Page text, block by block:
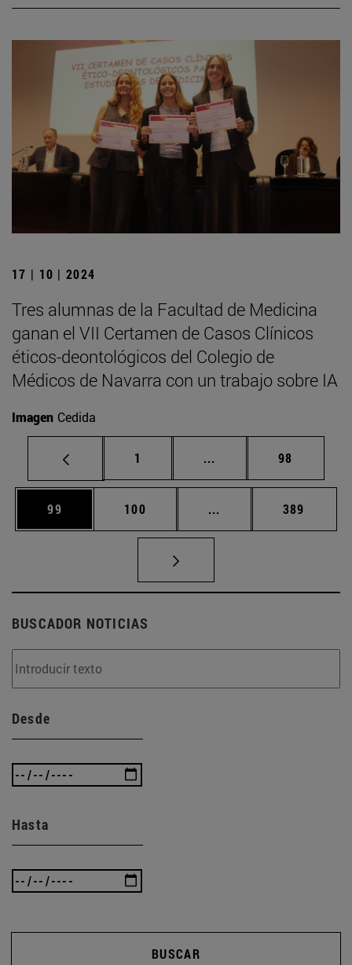
17 | 10 | 2024
Tres alumnas de la Facultad de Medicina
ganan el VII Certamen de Casos Clínicos
éticos-deontológicos del Colegio de
Médicos de Navarra con un trabajo sobre IA
Imagen Cedida
Página
1 ... Páginas intermedias
Página
98
Página
99 Página
100 ... Páginas intermedias
Página
389
BUSCADOR NOTICIAS
Desde
Hasta
BUSCAR